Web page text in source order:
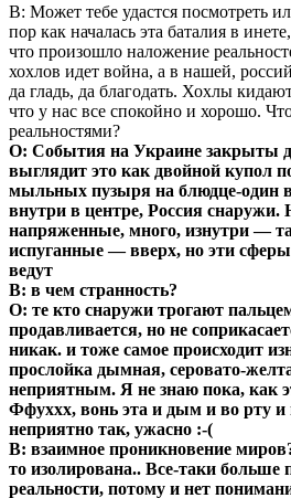
В: Может тебе удастся посмотреть
пор как началась эта баталия в
что произошло наложение
хохлов идет война, а в нашей,
да гладь, да благодать. Хохлы
что у нас все спокойно и хорошо.
реальностями?
О: События на Украине закрыты
выглядит это как двойной купол
мыльных пузыря на блюдце-один
внутри в центре, Россия
напряженные, много, изнутри —
испуганные — вверх, но эти сферы
ведут
В: в чем странность?
О: те кто снаружи трогают
продавливается, но не
никак. и тоже самое происходит
прослойка дымная, серовато-
неприятным. Я не знаю пока, как
Ффуххх, вонь эта и дым и во рту
неприятно так, ужасно :-(
В: взаимное проникновение
то изолирована.. Все-таки больше
реальности, потому и нет